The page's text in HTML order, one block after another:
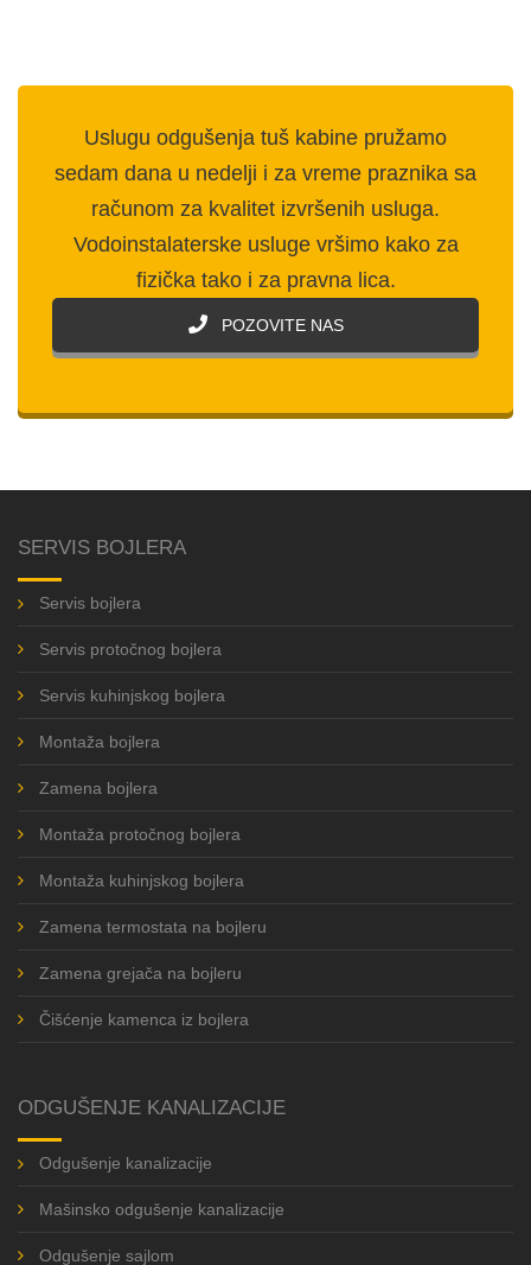
Uslugu odgušenja tuš kabine pružamo
sedam dana u nedelji i za vreme praznika sa
računom za kvalitet izvršenih usluga.
Vodoinstalaterske usluge vršimo kako za
fizička tako i za pravna lica.
POZOVITE NAS
SERVIS BOJLERA
Servis bojlera
Servis protočnog bojlera
Servis kuhinjskog bojlera
Montaža bojlera
Zamena bojlera
Montaža protočnog bojlera
Montaža kuhinjskog bojlera
Zamena termostata na bojleru
Zamena grejača na bojleru
Čišćenje kamenca iz bojlera
ODGUŠENJE KANALIZACIJE
Odgušenje kanalizacije
Mašinsko odgušenje kanalizacije
Odgušenje sajlom